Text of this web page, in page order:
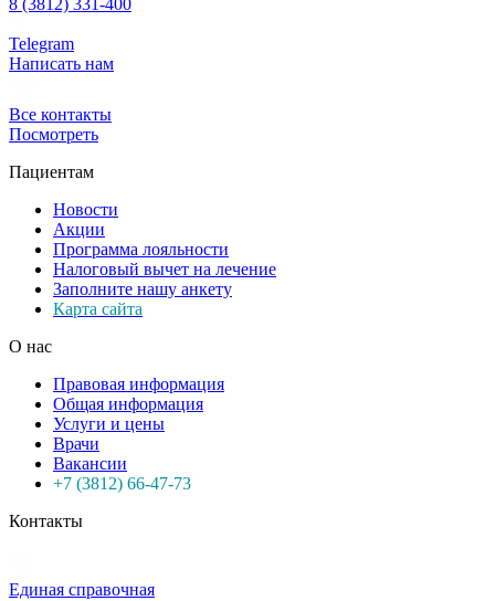
8 (3812) 331-400
Telegram
Написать нам
Все контакты
Посмотреть
Пациентам
Новости
Акции
Программа лояльности
Налоговый вычет на лечение
Заполните нашу анкету
Карта сайта
О нас
Правовая информация
Общая информация
Услуги и цены
Врачи
Вакансии
+7 (3812) 66-47-73
Контакты
Единая справочная